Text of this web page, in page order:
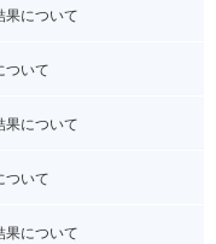
果について
ついて
果について
ついて
果について